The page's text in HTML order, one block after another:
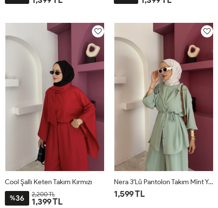
Cool Şallı Keten Takım Kırmızı
%36 2,200 TL
1,399 TL
Nera 3’lü Pantolon Takım Mint Yeşili
1,599 TL